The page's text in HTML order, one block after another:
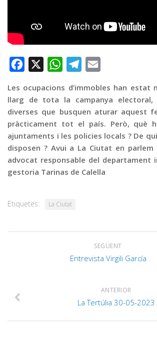
Graella
Publicitat
ContacteFacebook WhatsAppTelegram
Les ocupacions d’immobles han estat
llarg de tota la campanya electoral,
diverses que busquen aturar aquest
pràcticament tot el país. Però, què
ajuntaments i les policies locals ? De
disposen ? Avui a La Ciutat en parlem
advocat responsable del departament
gestoria Tarinas de Calella
Etiquetes: La Ciutat
SEGÜENT
Entrevista Virgili García
ANTERIOR
La Tertúlia 30-05-2023